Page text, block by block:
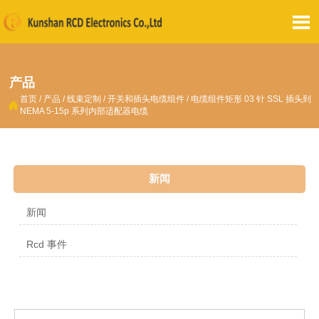

产品
 首页 / 产品 /线束定制 /开关和插头电缆组件 / 电缆组件矩形 03 针 SSL 插头到
NEMA 5-15p 系列内部适配器电缆
新闻
新闻
Rcd 事件